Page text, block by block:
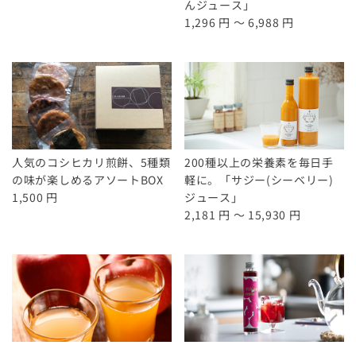
んジュース」
1,296 円 ～ 6,988 円
人気のコシヒカリ煎餅、5種類
の味が楽しめるアソートBOX
1,500 円
200種以上の栄養素を毎日手
軽に。「サジー(シーベリー)
ジュース」
2,181 円 ～ 15,930 円